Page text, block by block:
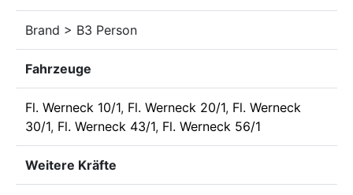
Brand > B3 Person
Fahrzeuge
Fl. Werneck 10/1, Fl. Werneck 20/1, Fl. Werneck
30/1, Fl. Werneck 43/1, Fl. Werneck 56/1
Weitere Kräfte